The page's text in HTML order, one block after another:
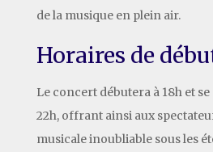
de la musique en plein air.
Horaires de
Le concert débutera à 18h et
22h, offrant ainsi aux
musicale inoubliable sous les